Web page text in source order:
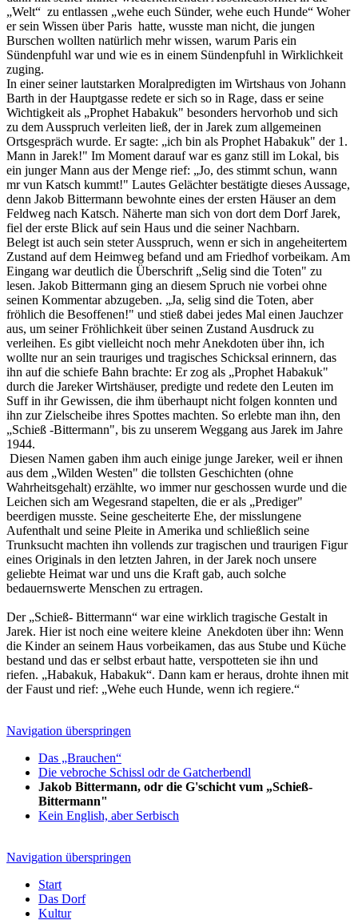
„Welt“ zu entlassen „wehe euch Sünder, wehe euch Hunde“ Woher
er sein Wissen über Paris hatte, wusste man nicht, die jungen
Burschen wollten natürlich mehr wissen, warum Paris ein
Sündenpfuhl war und wie es in einem Sündenpfuhl in Wirklichkeit
zuging.
In einer seiner lautstarken Moralpredigten im Wirtshaus von Johann
Barth in der Hauptgasse redete er sich so in Rage, dass er seine
Wichtigkeit als „Prophet Habakuk" besonders hervorhob und sich
zu dem Ausspruch verleiten ließ, der in Jarek zum allgemeinen
Ortsgespräch wurde. Er sagte: „ich bin als Prophet Habakuk" der 1.
Mann in Jarek!" Im Moment darauf war es ganz still im Lokal, bis
ein junger Mann aus der Menge rief: „Jo, des stimmt schun, wann
mr vun Katsch kummt!" Lautes Gelächter bestätigte dieses Aussage,
denn Jakob Bittermann bewohnte eines der ersten Häuser an dem
Feldweg nach Katsch. Näherte man sich von dort dem Dorf Jarek,
fiel der erste Blick auf sein Haus und die seiner Nachbarn.
Belegt ist auch sein steter Ausspruch, wenn er sich in angeheitertem
Zustand auf dem Heimweg befand und am Friedhof vorbeikam. Am
Eingang war deutlich die Überschrift „Selig sind die Toten" zu
lesen. Jakob Bittermann ging an diesem Spruch nie vorbei ohne
seinen Kommentar abzugeben. „Ja, selig sind die Toten, aber
fröhlich die Besoffenen!" und stieß dabei jedes Mal einen Jauchzer
aus, um seiner Fröhlichkeit über seinen Zustand Ausdruck zu
verleihen. Es gibt vielleicht noch mehr Anekdoten über ihn, ich
wollte nur an sein trauriges und tragisches Schicksal erinnern, das
ihn auf die schiefe Bahn brachte: Er zog als „Prophet Habakuk"
durch die Jareker Wirtshäuser, predigte und redete den Leuten im
Suff in ihr Gewissen, die ihm überhaupt nicht folgen konnten und
ihn zur Zielscheibe ihres Spottes machten. So erlebte man ihn, den
„Schieß -Bittermann", bis zu unserem Weggang aus Jarek im Jahre
1944.
Diesen Namen gaben ihm auch einige junge Jareker, weil er ihnen
aus dem „Wilden Westen" die tollsten Geschichten (ohne
Wahrheitsgehalt) erzählte, wo immer nur geschossen wurde und die
Leichen sich am Wegesrand stapelten, die er als „Prediger"
beerdigen musste. Seine gescheiterte Ehe, der misslungene
Aufenthalt und seine Pleite in Amerika und schließlich seine
Trunksucht machten ihn vollends zur tragischen und traurigen Figur
eines Originals in den letzten Jahren, in der Jarek noch unsere
geliebte Heimat war und uns die Kraft gab, auch solche
bedauernswerte Menschen zu ertragen.
Der „Schieß- Bittermann“ war eine wirklich tragische Gestalt in
Jarek. Hier ist noch eine weitere kleine Anekdoten über ihn: Wenn
die Kinder an seinem Haus vorbeikamen, das aus Stube und Küche
bestand und das er selbst erbaut hatte, verspotteten sie ihn und
riefen. „Habakuk, Habakuk“. Dann kam er heraus, drohte ihnen mit
der Faust und rief: „Wehe euch Hunde, wenn ich regiere.“
Navigation überspringen
Das „Brauchen“
Die vebroche Schissl odr de Gatcherbendl
Jakob Bittermann, odr die G'schicht vum „Schieß-
Bittermann"
Kein English, aber Serbisch
Navigation überspringen
Start
Das Dorf
Kultur